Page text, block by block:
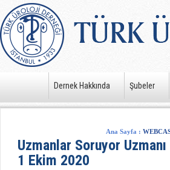
Dernek Hakkında Şubeler
Ana Sayfa :
Uzmanlar Soruyor
1 Ekim 2020